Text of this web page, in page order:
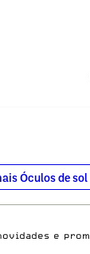
Óculos de sol
e